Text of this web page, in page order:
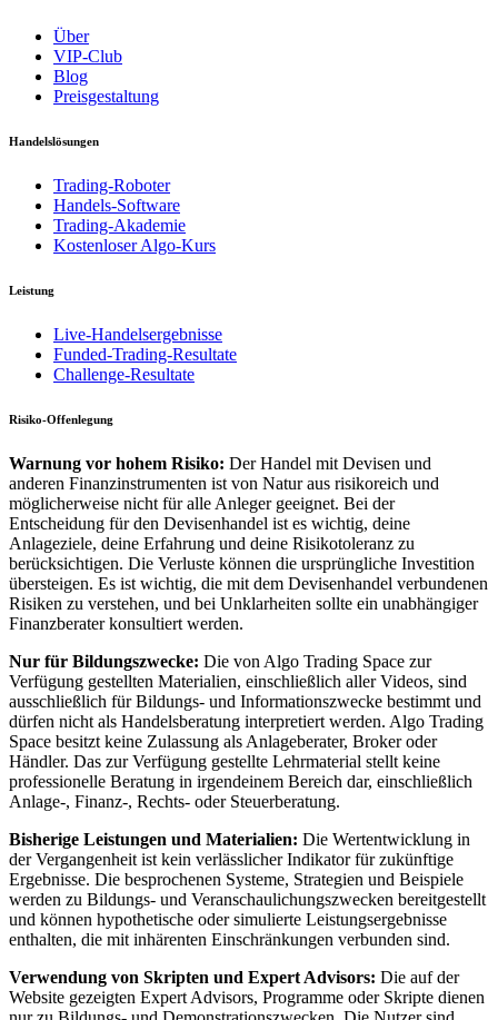
Über
VIP-Club
Blog
Preisgestaltung
Handelslösungen
Trading-Roboter
Handels-Software
Trading-Akademie
Kostenloser Algo-Kurs
Leistung
Live-Handelsergebnisse
Funded-Trading-Resultate
Challenge-Resultate
Risiko-Offenlegung
Warnung vor hohem Risiko: Der Handel mit Devisen und
anderen Finanzinstrumenten ist von Natur aus risikoreich und
möglicherweise nicht für alle Anleger geeignet. Bei der
Entscheidung für den Devisenhandel ist es wichtig, deine
Anlageziele, deine Erfahrung und deine Risikotoleranz zu
berücksichtigen. Die Verluste können die ursprüngliche Investition
übersteigen. Es ist wichtig, die mit dem Devisenhandel verbundenen
Risiken zu verstehen, und bei Unklarheiten sollte ein unabhängiger
Finanzberater konsultiert werden.
Nur für Bildungszwecke: Die von Algo Trading Space zur
Verfügung gestellten Materialien, einschließlich aller Videos, sind
ausschließlich für Bildungs- und Informationszwecke bestimmt und
dürfen nicht als Handelsberatung interpretiert werden. Algo Trading
Space besitzt keine Zulassung als Anlageberater, Broker oder
Händler. Das zur Verfügung gestellte Lehrmaterial stellt keine
professionelle Beratung in irgendeinem Bereich dar, einschließlich
Anlage-, Finanz-, Rechts- oder Steuerberatung.
Bisherige Leistungen und Materialien: Die Wertentwicklung in
der Vergangenheit ist kein verlässlicher Indikator für zukünftige
Ergebnisse. Die besprochenen Systeme, Strategien und Beispiele
werden zu Bildungs- und Veranschaulichungszwecken bereitgestellt
und können hypothetische oder simulierte Leistungsergebnisse
enthalten, die mit inhärenten Einschränkungen verbunden sind.
Verwendung von Skripten und Expert Advisors: Die auf der
Website gezeigten Expert Advisors, Programme oder Skripte dienen